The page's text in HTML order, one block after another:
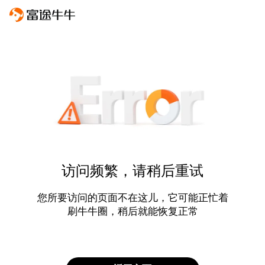
访问频繁，请稍后重试
您所要访问的页面不在这儿，它可能正忙着
刷牛牛圈，稍后就能恢复正常